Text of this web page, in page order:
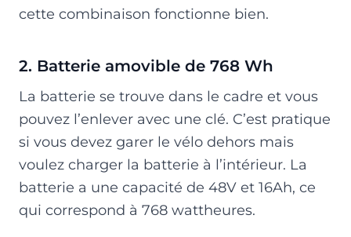
cette combinaison fonctionne bien.
2. Batterie amovible de 768 Wh
La batterie se trouve dans le cadre et vous
pouvez l’enlever avec une clé. C’est pratique
si vous devez garer le vélo dehors mais
voulez charger la batterie à l’intérieur. La
batterie a une capacité de 48V et 16Ah, ce
qui correspond à 768 wattheures.